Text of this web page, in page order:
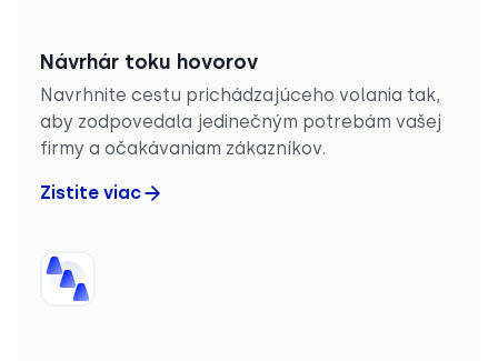
Návrhár toku hovorov
Navrhnite cestu prichádzajúceho volania tak,
aby zodpovedala jedinečným potrebám vašej
firmy a očakávaniam zákazníkov.
Zistite viac